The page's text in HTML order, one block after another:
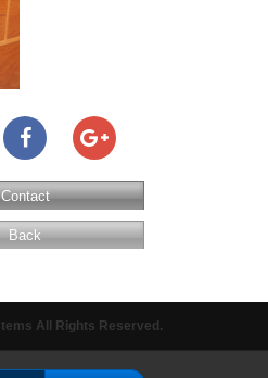
Contact
Back
All Rights Reserved.